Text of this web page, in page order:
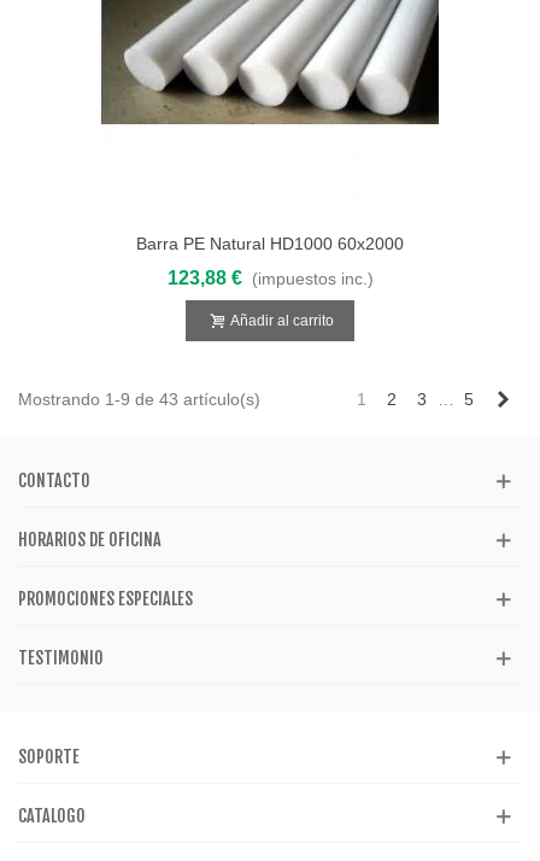
Barra PE Natural HD1000 60x2000
123,88 € (impuestos inc.)
Añadir al carrito
Mostrando 1-9 de 43 artículo(s) 1 2 3 5
CONTACTO
HORARIOS DE OFICINA
PROMOCIONES ESPECIALES
TESTIMONIO
SOPORTE
CATALOGO